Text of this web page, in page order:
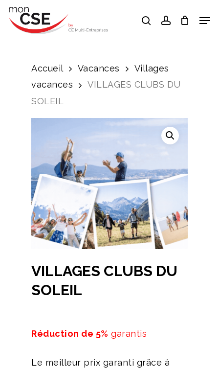
Skip
searchaccount
Accueil Vacances
Villages
vacances
VILLAGES CLUBS DU
SOLEIL
VILLAGES CLUBS DU
SOLEIL
Réduction de 5% garantis
Le meilleur prix garanti grâce à